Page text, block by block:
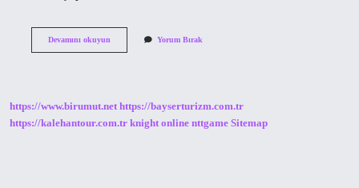
Devamını okuyunNk
Yorum Bırak
https://www.birumut.net https://bayserturizm.com.tr
https://kalehantour.com.tr knight online nttgame Sitemap